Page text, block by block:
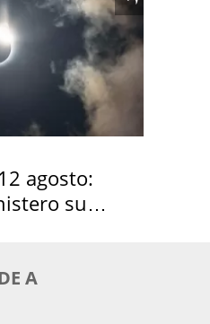
agosto:
su